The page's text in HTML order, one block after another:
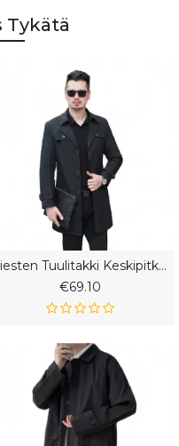
Tykätä
Miesten Tuulitakki Keskipitkä 2023 Uusi Takkiliike
€69.10